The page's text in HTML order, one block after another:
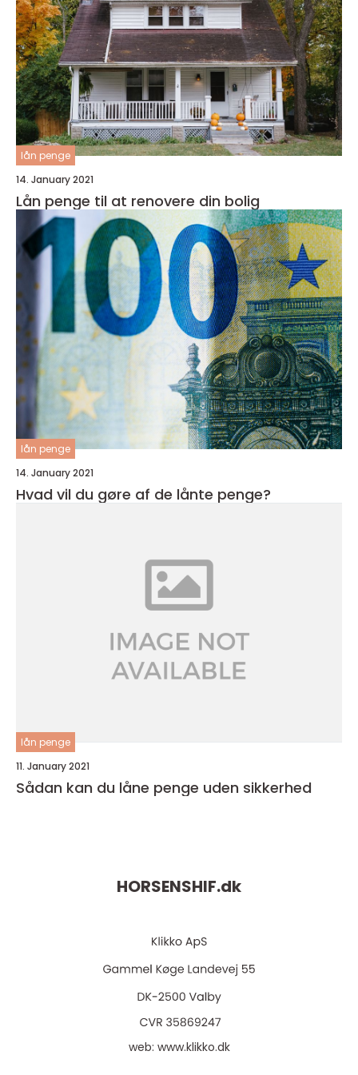
lån penge
14. January 2021
Lån penge til at renovere din bolig
lån penge
14. January 2021
Hvad vil du gøre af de lånte penge?
lån penge
11. January 2021
Sådan kan du låne penge uden sikkerhed
HORSENSHIF.dk
web: www.klikko.dk